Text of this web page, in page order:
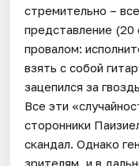
стремительно –
представление (20
провалом:
взять с собой
зацепился за
Все эти
сторонники
скандал. Однако
зрителям, и в